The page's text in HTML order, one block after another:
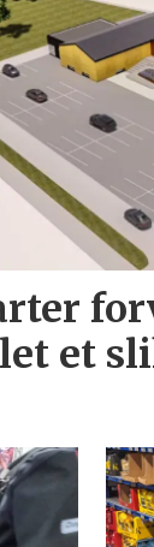
et